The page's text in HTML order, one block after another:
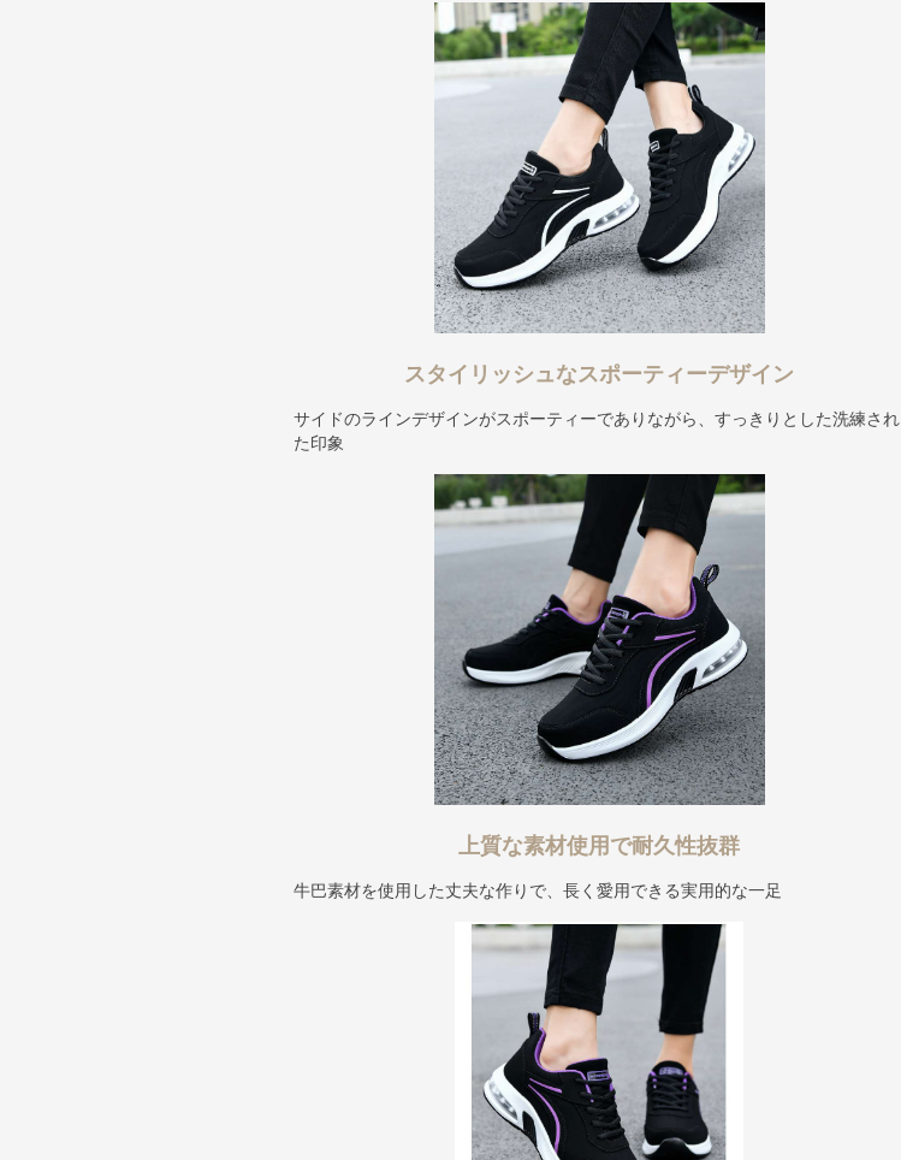
スタイリッシュなスポーティーデザイン
サイドのラインデザインがスポーティーでありながら、すっきりとした洗練され
た印象
上質な素材使用で耐久性抜群
牛巴素材を使用した丈夫な作りで、長く愛用できる実用的な一足